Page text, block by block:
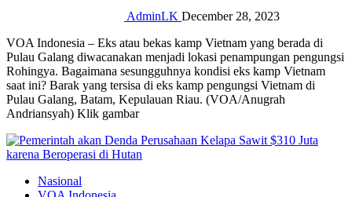
AdminLK December 28, 2023
VOA Indonesia – Eks atau bekas kamp Vietnam yang berada di
Pulau Galang diwacanakan menjadi lokasi penampungan pengungsi
Rohingya. Bagaimana sesungguhnya kondisi eks kamp Vietnam
saat ini? Barak yang tersisa di eks kamp pengungsi Vietnam di
Pulau Galang, Batam, Kepulauan Riau. (VOA/Anugrah
Andriansyah) Klik gambar
Nasional